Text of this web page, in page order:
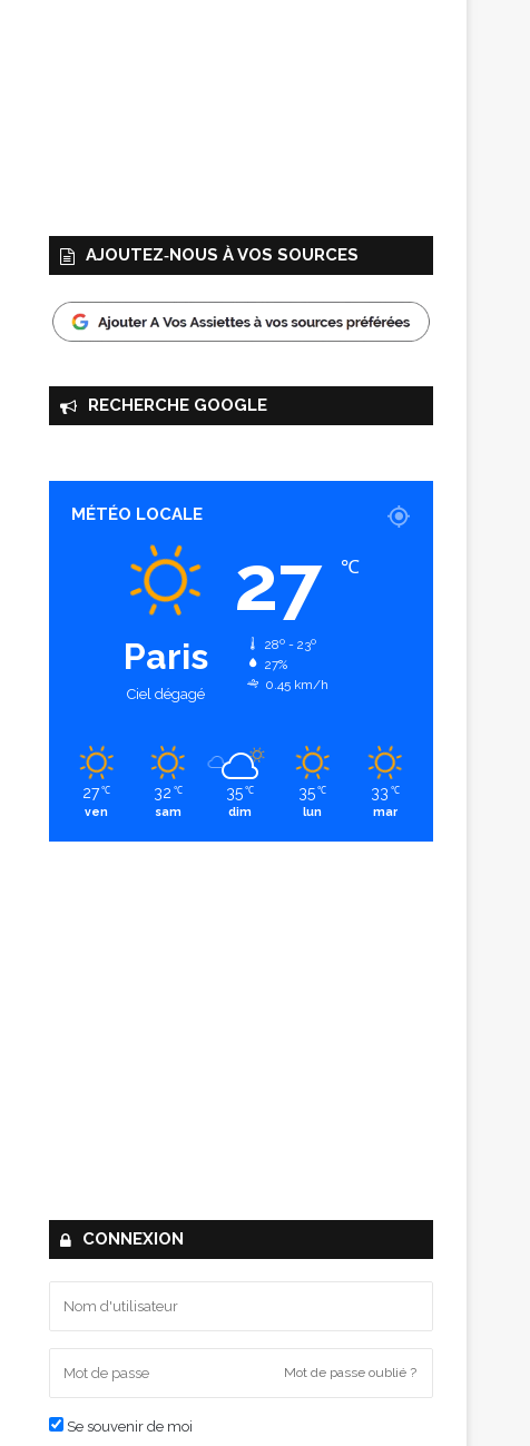
AJOUTEZ‑NOUS À VOS SOURCES
RECHERCHE GOOGLE
MÉTÉO LOCALE
Paris
Ciel dégagé
27 ℃
28º - 23º
27%
0.45 km/h
27 ℃
ven
32 ℃
sam
35 ℃
dim
35 ℃
lun
33 ℃
mar
CONNEXION
Mot de passe oublié ?
Se souvenir de moi